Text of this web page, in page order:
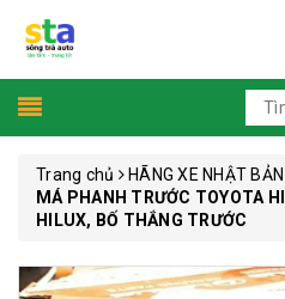
Trang chủ
HÃNG XE NHẬT BẢN
MÁ PHANH TRƯỚC TOYOTA
HILUX, BỐ THẮNG TRƯỚC